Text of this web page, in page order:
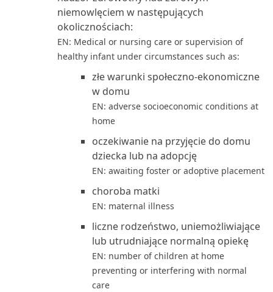
niemowlęciem w następujących
okolicznościach:
EN: Medical or nursing care or supervision of
healthy infant under circumstances such as:
złe warunki społeczno-ekonomiczne
w domu
EN: adverse socioeconomic conditions at
home
oczekiwanie na przyjęcie do domu
dziecka lub na adopcję
EN: awaiting foster or adoptive placement
choroba matki
EN: maternal illness
liczne rodzeństwo, uniemożliwiające
lub utrudniające normalną opiekę
EN: number of children at home
preventing or interfering with normal
care